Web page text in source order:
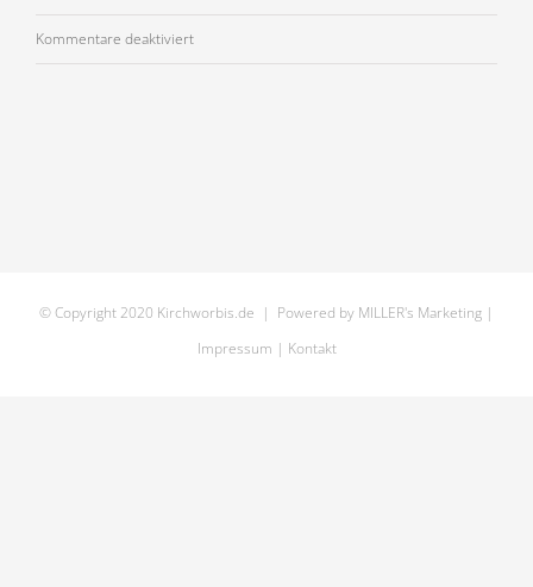
Kommentare deaktiviertfür
© Copyright 2020 Kirchworbis.de | Powered by MILLER's Marketing |
Impressum | Kontakt